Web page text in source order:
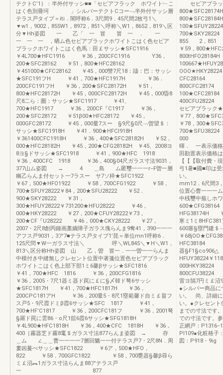
テクトC’1｝：半外付サッシ■■「セピアフラック ホワイト﹂こ
はく色別冊珂 」シルバーテクトCコー﹁半外付サッシ層
テラス戸タイプ＝iti．闇呼称6．3尺間9．45尺間2枚弓1＼
▼w1，9002，855W1，8972，851＼呼称＼W1，8652，819＼区
分▼Hh姿図 一 乙「 一 冒 冒 一 ． 一
一 一 一 ，晒ム色セビアブラックホワイトこはく色セビア
ブラックホワイトこはく色馬：田￡サッシ★SFC1916
￥4L700★HFC1916 ￥36，200CFC1916 Y36，
200★SFC28162 ￥51，800★HFC28162
￥451000★CFC28162 ￥45，000讐7尺18：躊：巴：サッシ
★SFC191フH ￥41，700★HFC1917H ￥36．
200CFC191フH ￥36，200★SFC28172H ￥51，
800★HFC28172H ￥45，000CFC28172H ￥45，000昏8
尺8二ら：圏：サッシ★SFC1917 ￥41、
700★HFC1917 ￥36，200CF『C1917 ￥36，
200★SFC28172 ￥51β00★HFC28172 ￥45，
000GFC28172 ￥45，000量7スー §9尺§0尺﹁曽望＄：
サッシ★SFC1918H ￥41．900★HFCI918H
￥361400CFC1918H ￥36，400★SFC28182H ￥52，
000★HFC28182H ￥45，200★CFG28182H ￥45、2008ヨ
8ヨ§ドサッシ★SFC1918 ￥41，900★HFC 1918
￥36，400CFC 1918 ￥36，400§04尺ガラス寸法9031，
377山ム姿図 → 4 ＿島 ム匿璽一一一r−F曽一層
幽乙らんま付セット一7ラスー サ7ソ枠★SFC1922
￥67，500★HFO1922 ￥58，700CFG1922 ￥58，
700★SFUY28222￥84，200★SFU28222 ￥52．
900★SKY28222 ￥31，
300★HFUY28222￥731200★HFU28222 ￥46，
000★HKY28222 ￥27，200★CFUY28222￥73，
200★CF『U28222 ￥46，000★CKY28222 ￥27，
2007・2尺8創丙鐘画藁嫡障子ガラス塊らんま9奪41，390一一一
アフス戸9031，3ア7■テラス戸タイプ1’琵＝単位mn1呼称6．
125尺問▼W一ガラス寸法＼ 呼＼WL845＼▼H＼W1，
813＼区分称Hh姿図 山 乙，曽 冒一．一一曽一一らんま
中模付き中縫無しクレセント位置中著箋位置色セピアブラック
ホワイトこはく色上部下部1ミ6馨βサッシ★SFC1816
￥41，700★HFC 1816 ￥36，200CFG1816
￥36，2005・7尺1器ミ器ド罠に￡に§〆韓ド弩6サッシ
★SFC1817H ￥41，700★HFC1817H ￥36，
200CPC181アH ￥36，200量5・8尺1塁範馨ド自ミ￡畠フ
ス戸5・9尺霞ドミβ霞6サッシ★SFC 1817 ￥41，
700★HF’C1817 ￥36，200CFC181フ ￥36，2001弩
§羅ド罠に雲86・o尺1舘6霞6サッシ★SFG1818H
￥4L900★HFC1818H ￥36，400★CFC 1818H ￥36，
400［霧器芝ド霧8竃＄ガラス寸法877らんま姿図 → 存
＿ム ∠＿＿曹一一一一7層回魑一一付テラス戸7・2尺8N．周
婁凶蔓べサッシ★SFC1822 ￥6ア，500★HFO，
822 ￥58．700GFC1822 ￥58，700甕器§馨β尋ら
ミ￡沼︻1ガラス寸法らんま88アテラス戸
一 877
セピアプラ
855 2，851
￥59，
CFC28164 ￥
セピアブラッ
￥77，
￥78，
暉． 一表示価
田勘置表示価格
【【【取付
弓1暑■國■印は
い
mm12．6尺間3
位置心曹一一一
中桟璽中蕪し
HFG38174H
寒ミ1ミ
600塞§塁門建
￥
HFC38184
器
HFUY38224￥
000HKY38224
雷ヨ鵠7円ミ￡
●シルバー商品に
い。 尚、詳細に
い。●クレセント
までの寸法です
での寸法です。
正網戸：
PI109●化粧格子
図：P918・9ig